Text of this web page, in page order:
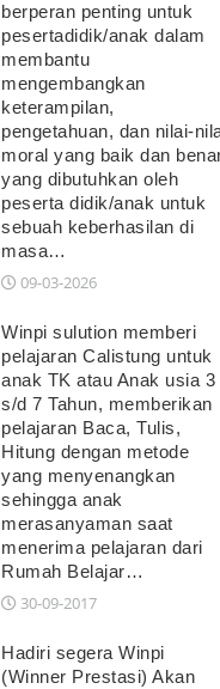
berperan penting untuk
pesertadidik/anak dalam
membantu
mengembangkan
keterampilan,
pengetahuan, dan nilai-
moral yang baik dan
yang dibutuhkan oleh
peserta didik/anak untuk
sebuah keberhasilan di
masa…
09-03-2026
Winpi sulution memberi
pelajaran Calistung untuk
anak TK atau Anak usia 3
s/d 7 Tahun, memberikan
pelajaran Baca, Tulis,
Hitung dengan metode
yang menyenangkan
sehingga anak
merasanyaman saat
menerima pelajaran dari
Rumah Belajar…
30-09-2017
Hadiri segera Winpi
(Winner Prestasi) Akan